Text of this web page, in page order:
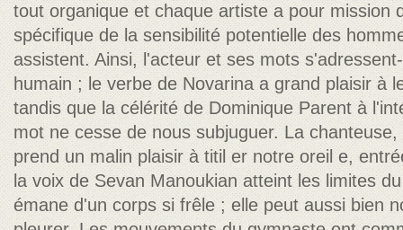
tout organique et chaque artiste a pour mission
spécifique de la sensibilité potentielle des
assistent. Ainsi, l'acteur et ses mots
humain ; le verbe de Novarina a grand plaisir à
tandis que la célérité de Dominique Parent à
mot ne cesse de nous subjuguer. La
prend un malin plaisir à titil er notre oreil e,
la voix de Sevan Manoukian atteint les limites
émane d'un corps si frêle ; elle peut aussi bien